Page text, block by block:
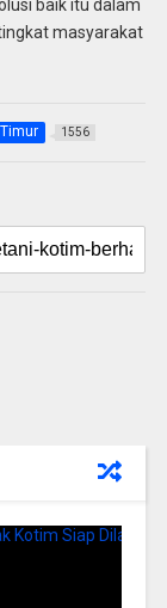
baik itu dalam
masyarakat
1556